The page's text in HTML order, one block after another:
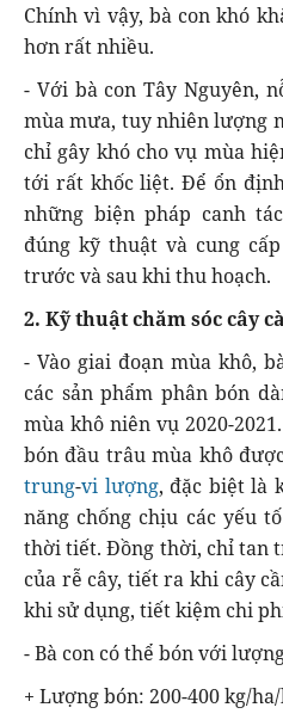
Chính vì vậy, bà con khó
hơn rất nhiều.
- Với bà con Tây Nguyên,
mùa mưa, tuy nhiên lượng
chỉ gây khó cho vụ mùa
tới rất khốc liệt. Để ổn
những biện pháp canh
đúng kỹ thuật và cung
trước và sau khi thu hoạch.
2. Kỹ thuật chăm sóc cây
- Vào giai đoạn mùa khô,
các sản phẩm phân bón
mùa khô niên vụ 2020-
bón đầu trâu mùa khô
trung-vi lượng, đặc biệt là
năng chống chịu các yếu
thời tiết. Đồng thời, chỉ tan
của rễ cây, tiết ra khi cây
khi sử dụng, tiết kiệm chi
- Bà con có thể bón với
+ Lượng bón: 200-400 kg/